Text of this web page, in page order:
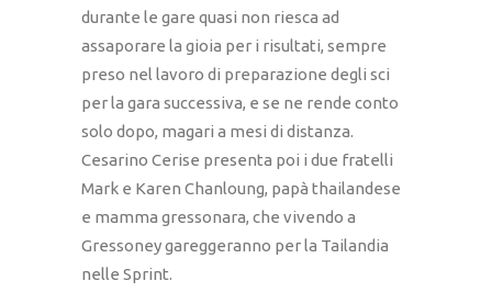
durante le gare quasi non riesca ad
assaporare la gioia per i risultati, sempre
preso nel lavoro di preparazione degli sci
per la gara successiva, e se ne rende conto
solo dopo, magari a mesi di distanza.
Cesarino Cerise presenta poi i due fratelli
Mark e Karen Chanloung, papà thailandese
e mamma gressonara, che vivendo a
Gressoney gareggeranno per la Tailandia
nelle Sprint.